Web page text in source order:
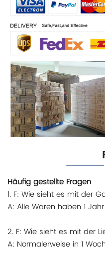
Häufig gestellte Fragen
1. F: Wie sieht es mit der
A: Alle Waren haben 1
2. F: Wie sieht es mit der
A: Normalerweise in 1